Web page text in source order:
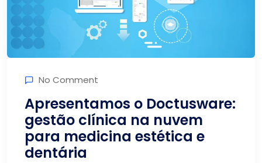
No Comment
Apresentamos o Doctusware:
gestão clínica na nuvem
para medicina estética e
dentária